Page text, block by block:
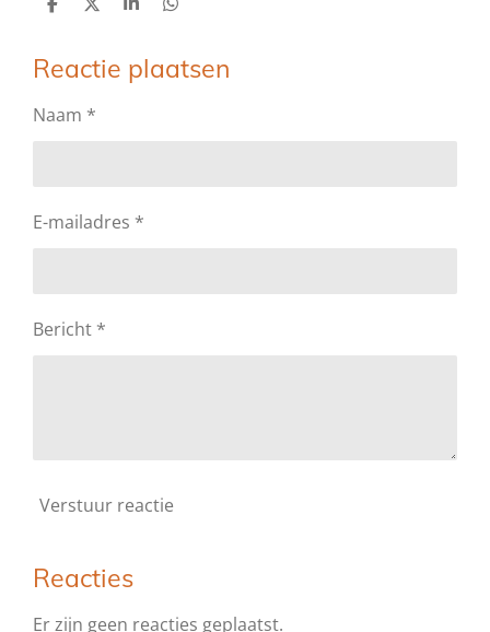
D
e
n
D
l
S
r
e
D
e
n
Reactie plaatsen
Naam *
E-mailadres *
Bericht *
Verstuur reactie
Reacties
Er zijn geen reacties geplaatst.